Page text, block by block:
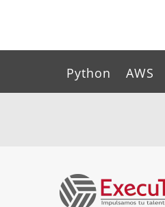
Python AWS